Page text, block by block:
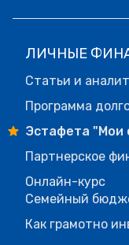
ЛИЧНЫЕ
Статьи и
Программа
Эстафета "Мои
Партнерское
Онлайн-курс
Семейный
Как грамотно